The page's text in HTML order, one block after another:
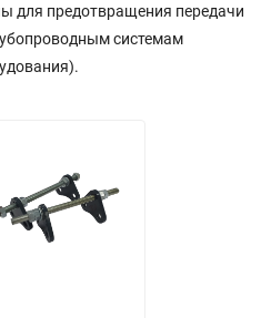
для предотвращения передачи
системам